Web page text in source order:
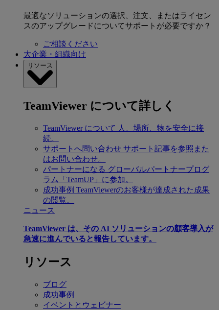
最適なソリューションの選択、注文、またはライセン
スのアップグレードについてサポートが必要ですか？
ご相談ください
大企業・組織向け
リソース
TeamViewer について詳しく
TeamViewer について 人、場所、物を安全に接
続。
サポートへ問い合わせ サポート記事を参照また
はお問い合わせ。
パートナーになる グローバルパートナープログ
ラム「TeamUP」に参加。
成功事例 TeamViewerのお客様が達成された成果
の閲覧。
ニュース
TeamViewer は、その AI ソリューションの顧客導入が
急速に進んでいると報告しています。
リソース
ブログ
成功事例
イベントとウェビナー